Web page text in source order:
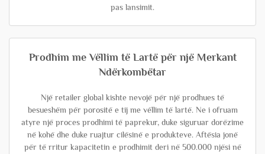
pas lansimit.
Prodhim me Vëllim të Lartë për një Merkant
Ndërkombëtar
Një retailer global kishte nevojë për një prodhues të
besueshëm për porositë e tij me vëllim të lartë. Ne i ofruam
atyre një proces prodhimi të paprekur, duke siguruar dorëzime
në kohë dhe duke ruajtur cilësinë e produkteve. Aftësia jonë
për të rritur kapacitetin e prodhimit deri në 500.000 njësi në